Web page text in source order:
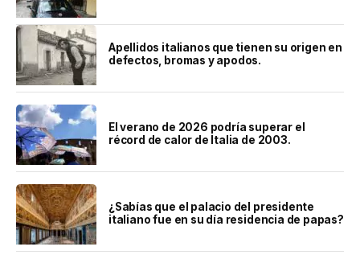
Apellidos italianos que tienen su origen en
defectos, bromas y apodos.
El verano de 2026 podría superar el
récord de calor de Italia de 2003.
¿Sabías que el palacio del presidente
italiano fue en su día residencia de papas?